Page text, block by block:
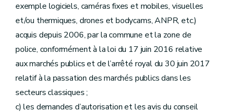
exemple logiciels, caméras fixes et mobiles, visuelles
et/ou thermiques, drones et bodycams, ANPR, etc.)
acquis depuis 2006, par la commune et la zone de
police, conformément à la loi du 17 juin 2016 relative
aux marchés publics et de l’arrêté royal du 30 juin 2017
relatif à la passation des marchés publics dans les
secteurs classiques ;
c) les demandes d’autorisation et les avis du conseil